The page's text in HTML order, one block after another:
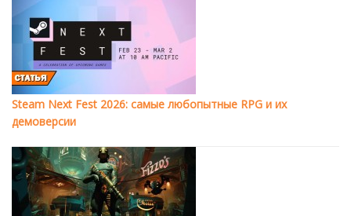
Steam Next Fest 2026: самые любопытные RPG и их
демоверсии